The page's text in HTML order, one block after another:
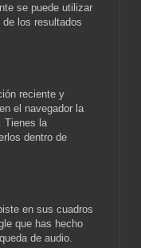
se puede utilizar
los resultados
reciente y
el navegador la
Tienes la
dentro de
en sus cuadros
que has hecho
de audio.